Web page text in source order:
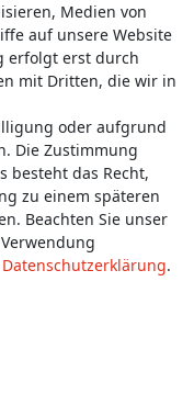
Medien von
auf unsere Website
erfolgt erst durch
mit Dritten, die wir in
oder aufgrund
Die Zustimmung
besteht das Recht,
zu einem späteren
Beachten Sie unser
Daten­schutz­erklärung.